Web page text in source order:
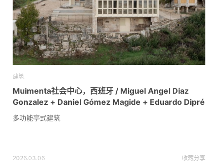
建筑
Muimenta社会中心，西班牙 / Miguel Angel Diaz
Gonzalez + Daniel Gómez Magide + Eduardo Dipré
多功能亭式建筑
2026.03.06 收藏分享